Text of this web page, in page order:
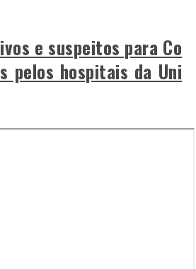
e suspeitos para Co
pelos hospitais da Uni